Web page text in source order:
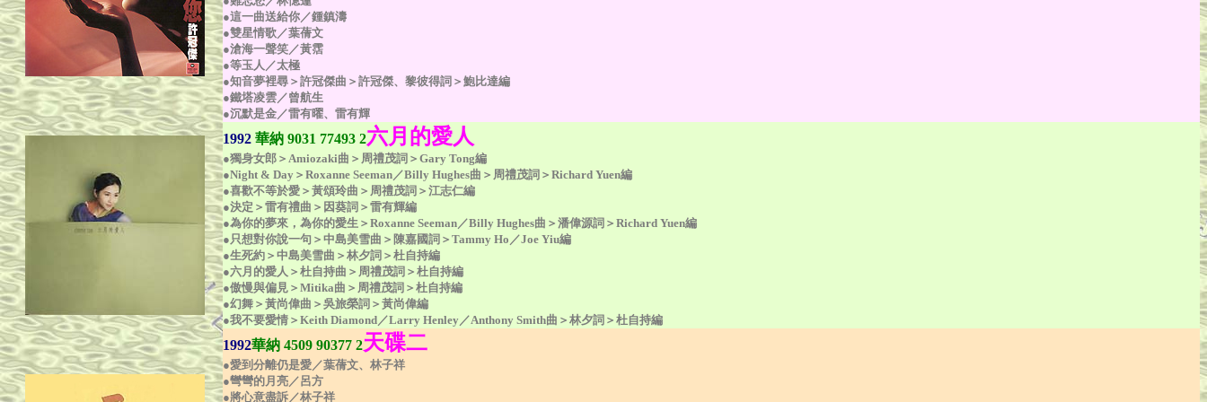
●這一曲送給你／鍾鎮濤
●雙星情歌／葉蒨文
●滄海一聲笑／黃霑
●等玉人／太極
●知音夢裡尋＞許冠傑曲＞許冠傑、黎彼得詞＞鮑比達編
●鐵塔凌雲／曾航生
●沉默是金／雷有曜、雷有輝
1992 華納 9031 77493 2六月的愛人
●獨身女郎＞Amiozaki曲＞周禮茂詞＞Gary Tong編
●Night & Day＞Roxanne Seeman／Billy Hughes曲＞周禮茂詞＞Richard Yuen編
●喜歡不等於愛＞黃頌玲曲＞周禮茂詞＞江志仁編
●決定＞雷有禮曲＞因葵詞＞雷有輝編
●為你的夢來，為你的愛生＞Roxanne Seeman／Billy Hughes曲＞潘偉源詞＞Richard Yuen編
●只想對你說一句＞中島美雪曲＞陳嘉國詞＞Tammy Ho／Joe Yiu編
●生死約＞中島美雪曲＞林夕詞＞杜自持編
●六月的愛人＞杜自持曲＞周禮茂詞＞杜自持編
●傲慢與偏見＞Mitika曲＞周禮茂詞＞杜自持編
●幻舞＞黃尚偉曲＞吳旅榮詞＞黃尚偉編
●我不要愛情＞Keith Diamond／Larry Henley／Anthony Smith曲＞林夕詞＞杜自持編
1992華納 4509 90377 2天碟二
●愛到分離仍是愛／葉蒨文、林子祥
●彎彎的月亮／呂方
●將心意盡訴／林子祥